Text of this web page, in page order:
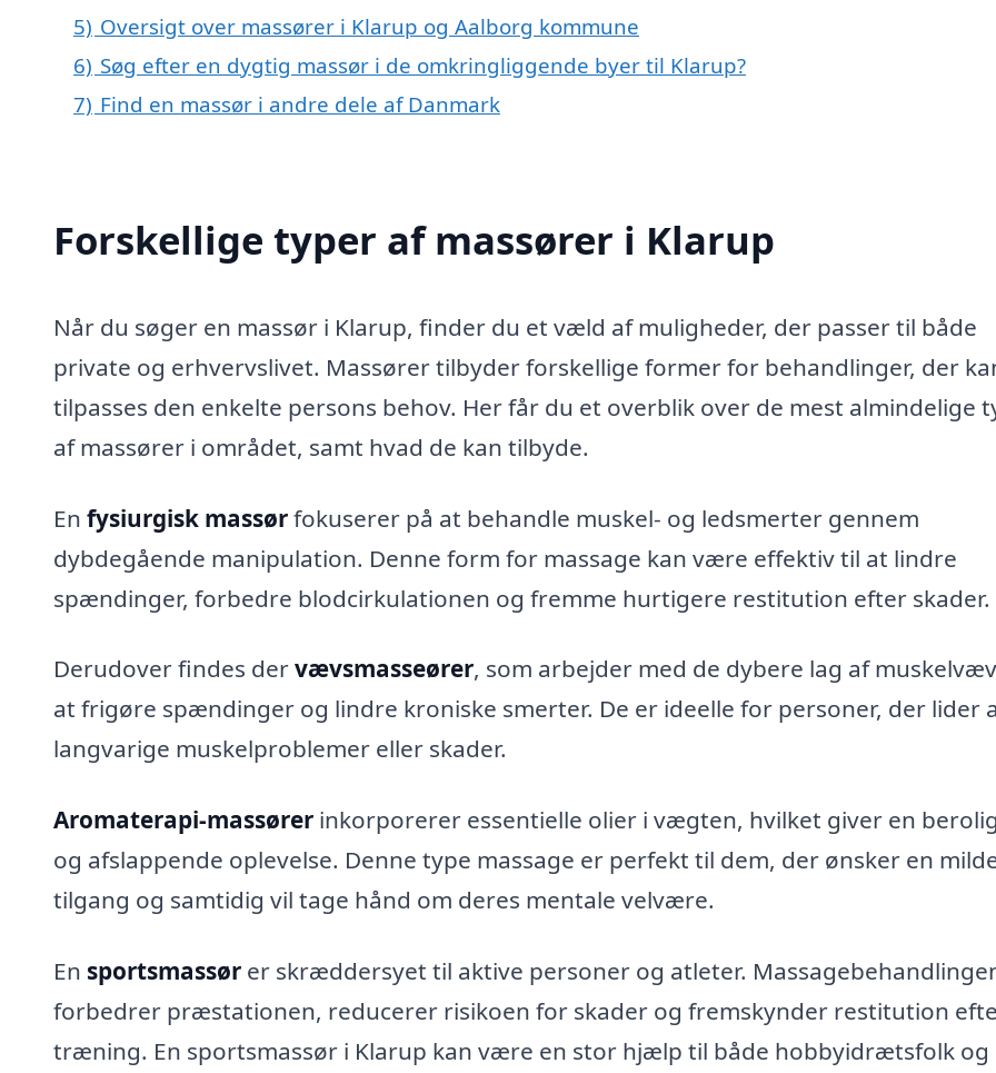
5) Oversigt over massører i Klarup og Aalborg kommune
6) Søg efter en dygtig massør i de omkringliggende byer til Klarup?
7) Find en massør i andre dele af Danmark
Forskellige typer af massører i Klarup
Når du søger en massør i Klarup, finder du et væld af muligheder, der passer til både
private og erhvervslivet. Massører tilbyder forskellige former for behandlinger, der
tilpasses den enkelte persons behov. Her får du et overblik over de mest almindelige
af massører i området, samt hvad de kan tilbyde.
En fysiurgisk massørfokuserer på at behandle muskel- og ledsmerter gennem
dybdegående manipulation. Denne form for massage kan være effektiv til at lindre
spændinger, forbedre blodcirkulationen og fremme hurtigere restitution efter skader.
Derudover findes dervævsmasseører, som arbejder med de dybere lag af
at frigøre spændinger og lindre kroniske smerter. De er ideelle for personer, der lider
langvarige muskelproblemer eller skader.
Aromaterapi-massører inkorporerer essentielle olier i vægten, hvilket giver en
og afslappende oplevelse. Denne type massage er perfekt til dem, der ønsker en
tilgang og samtidig vil tage hånd om deres mentale velvære.
En sportsmassør er skræddersyet til aktive personer og atleter.
forbedrer præstationen, reducerer risikoen for skader og fremskynder restitution
træning. En sportsmassør i Klarup kan være en stor hjælp til både hobbyidrætsfolk og